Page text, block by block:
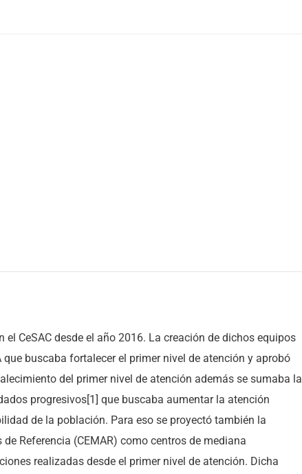
CeSAC desde el año 2016. La creación de dichos equipos
buscaba fortalecer el primer nivel de atención y aprobó
del primer nivel de atención además se sumaba la
progresivos[1] que buscaba aumentar la atención
de la población. Para eso se proyectó también la
Referencia (CEMAR) como centros de mediana
realizadas desde el primer nivel de atención. Dicha